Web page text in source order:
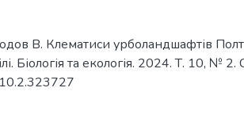
В. Клематиси урболандшафтів
Біологія та екологія. 2024. Т. 10, № 2.